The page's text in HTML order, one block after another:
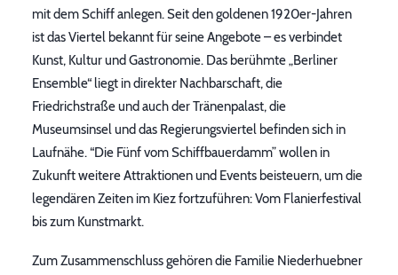
mit dem Schiff anlegen. Seit den goldenen 1920er-Jahren
ist das Viertel bekannt für seine Angebote – es verbindet
Kunst, Kultur und Gastronomie. Das berühmte „Berliner
Ensemble“ liegt in direkter Nachbarschaft, die
Friedrichstraße und auch der Tränenpalast, die
Museumsinsel und das Regierungsviertel befinden sich in
Laufnähe. “Die Fünf vom Schiffbauerdamm” wollen in
Zukunft weitere Attraktionen und Events beisteuern, um die
legendären Zeiten im Kiez fortzuführen: Vom Flanierfestival
bis zum Kunstmarkt.
Zum Zusammenschluss gehören die Familie Niederhuebner